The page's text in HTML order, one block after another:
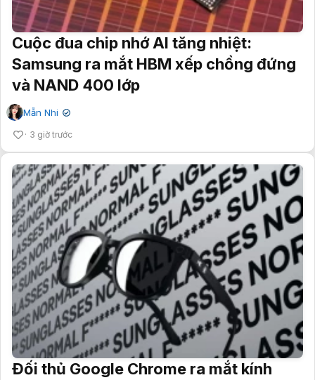
Cuộc đua chip nhớ AI tăng nhiệt:
Samsung ra mắt HBM xếp chồng đứng
và NAND 400 lớp
Mẫn Nhi ✔
3 giờ trước
Đối thủ Google Chrome ra mắt kính